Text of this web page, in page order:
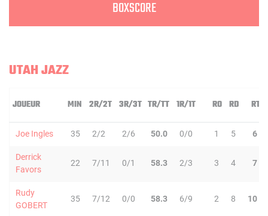
BOXSCORE
UTAH JAZZ
JOUEUR MIN 2R/2T 3R/3T TR/TT 1R/1T RO RD RT
Joe Ingles 35 2/2 2/6 50.0 0/0 1 5 6
Derrick
Favors
22 7/11 0/1 58.3 2/3 3 4 7
Rudy
GOBERT
35 7/12 0/0 58.3 6/9 2 8 10